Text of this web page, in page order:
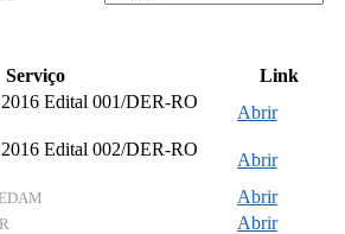
Serviço
Link
Edital 001/DER-RO
Abrir
Edital 002/DER-RO
Abrir
Abrir
Abrir